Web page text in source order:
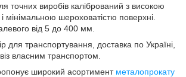
точних виробів калібрований з високою
мінімальною шероховатістю поверхні.
від 5 до 400 мм.
для транспортування, доставка по Україні,
власним транспортом.
широкий асортимент металопрокату